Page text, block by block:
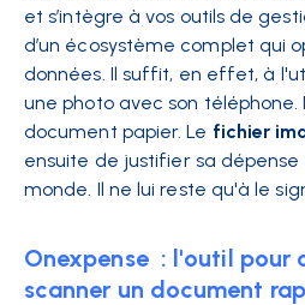
et s’intègre à vos outils de
d’un écosystème complet qui
données. Il suffit, en effet, à
une photo avec son
document papier. Le fichier
ensuite de justifier sa dépense
monde. Il ne lui reste qu'à le
Onexpense : l'outil pour
scanner un document